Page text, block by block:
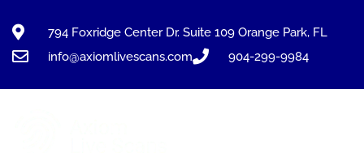
794 Foxridge Center Dr. Suite 109 Orange Park, FL
info@axiomlivescans.com
904-299-9984